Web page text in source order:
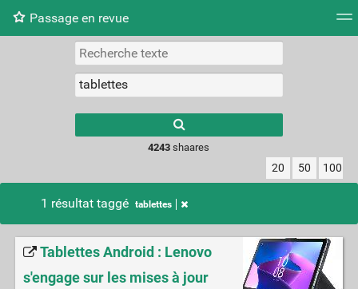
Passage en revue
Nuage de tags Mur d'images
4243 shaares
20 50 100
1 résultat taggé tablettes
Tablettes Android : Lenovo
s'engage sur les mises à jour